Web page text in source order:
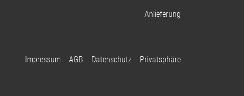
Anlieferung
Impressum AGB Datenschutz Privatsphäre